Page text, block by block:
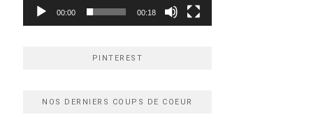
00:00 00:18
PINTEREST
NOS DERNIERS COUPS DE COEUR